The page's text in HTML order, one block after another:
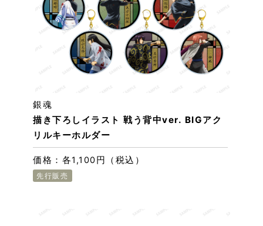
描き下ろしイラスト 戦う背中ver. BIGアク
リルキーホルダー
銀魂
価格：各1,100円（税込）
先行販売